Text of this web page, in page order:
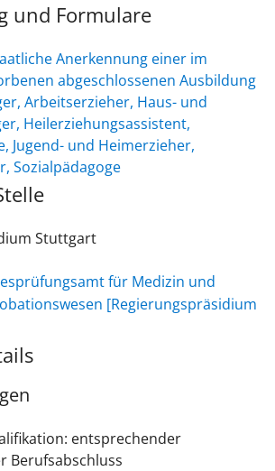
und Formulare
Anerkennung einer im
abgeschlossenen Ausbildung
Arbeitserzieher, Haus- und
Heilerziehungsassistent,
Jugend- und Heimerzieher,
Sozialpädagoge
Stuttgart
für Medizin und
[Regierungspräsidium
entsprechender
Berufsabschluss